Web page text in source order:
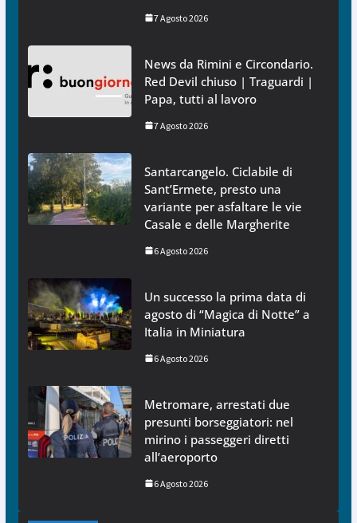
7 Agosto 2026
News da Rimini e Circondario.
Red Devil chiuso | Traguardi |
Papa, tutti al lavoro
7 Agosto 2026
Santarcangelo. Ciclabile di
Sant’Ermete, presto una
variante per asfaltare le vie
Casale e delle Margherite
6 Agosto 2026
Un successo la prima data di
agosto di “Magica di Notte” a
Italia in Miniatura
6 Agosto 2026
Metromare, arrestati due
presunti borseggiatori: nel
mirino i passeggeri diretti
all’aeroporto
6 Agosto 2026